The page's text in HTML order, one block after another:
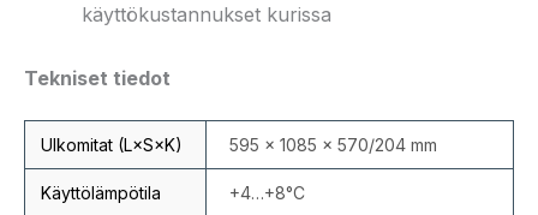
käyttökustannukset kurissa
Tekniset tiedot
Ulkomitat (L×S×K) 595 × 1085 × 570/204 mm
Käyttölämpötila +4…+8°C